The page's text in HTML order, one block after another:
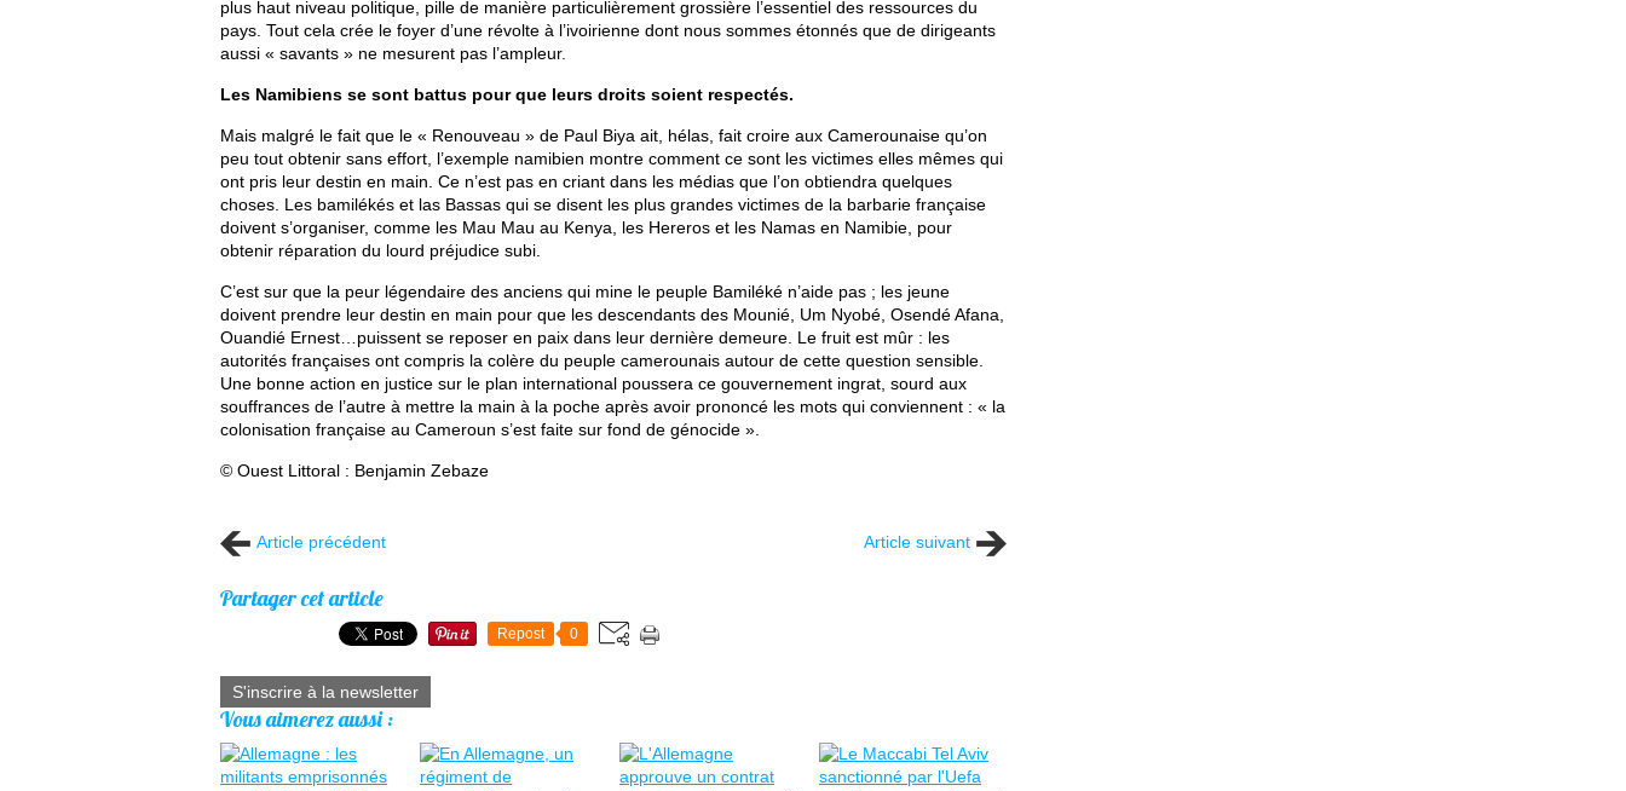
plus haut niveau politique, pille de manière particulièrement grossière l’essentiel des ressources du
pays. Tout cela crée le foyer d’une révolte à l’ivoirienne dont nous sommes étonnés que de dirigeants
aussi « savants » ne mesurent pas l’ampleur.
Les Namibiens se sont battus pour que leurs droits soient respectés.
Mais malgré le fait que le « Renouveau » de Paul Biya ait, hélas, fait croire aux Camerounaise qu’on
peu tout obtenir sans effort, l’exemple namibien montre comment ce sont les victimes elles mêmes qui
ont pris leur destin en main. Ce n’est pas en criant dans les médias que l’on obtiendra quelques
choses. Les bamilékés et las Bassas qui se disent les plus grandes victimes de la barbarie française
doivent s’organiser, comme les Mau Mau au Kenya, les Hereros et les Namas en Namibie, pour
obtenir réparation du lourd préjudice subi.
C’est sur que la peur légendaire des anciens qui mine le peuple Bamiléké n’aide pas ; les jeune
doivent prendre leur destin en main pour que les descendants des Mounié, Um Nyobé, Osendé Afana,
Ouandié Ernest…puissent se reposer en paix dans leur dernière demeure. Le fruit est mûr : les
autorités françaises ont compris la colère du peuple camerounais autour de cette question sensible.
Une bonne action en justice sur le plan international poussera ce gouvernement ingrat, sourd aux
souffrances de l’autre à mettre la main à la poche après avoir prononcé les mots qui conviennent : « la
colonisation française au Cameroun s’est faite sur fond de génocide ».
© Ouest Littoral : Benjamin Zebaze
Article précédent Article suivant
Partager cet article
Repost 0
S'inscrire à la newsletter
Vous aimerez aussi :